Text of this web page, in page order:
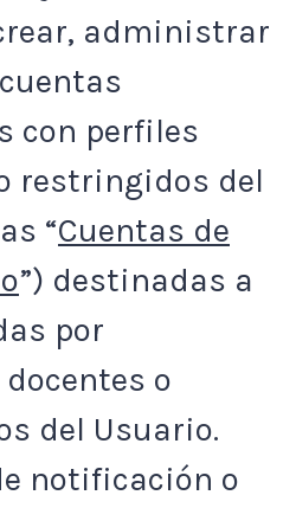
administrar
con perfiles
restringidos del
“Cuentas de
”) destinadas a
por
o
del Usuario.
notificación o